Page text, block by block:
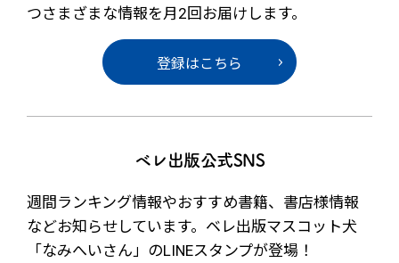
つさまざまな情報を月2回お届けします。
登録はこちら
ベレ出版公式SNS
週間ランキング情報やおすすめ書籍、書店様情報
などお知らせしています。ベレ出版マスコット犬
「なみへいさん」のLINEスタンプが登場！